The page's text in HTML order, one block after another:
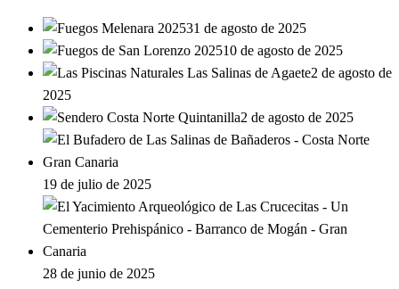
31 de agosto de 2025
10 de agosto de 2025
2 de agosto de
2025
2 de agosto de 2025
19 de julio de 2025
28 de junio de 2025